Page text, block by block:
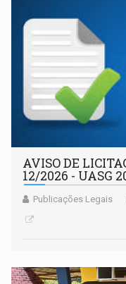
AVISO DE
12/2026 - UASG
Publicações Legais